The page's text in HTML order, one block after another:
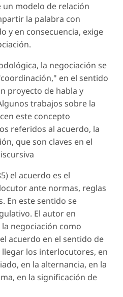
modelo de relación
la palabra con
y en consecuencia, exige
la negociación se
en el sentido
proyecto de habla y
trabajos sobre la
este concepto
referidos al acuerdo, la
que son claves en el
el acuerdo es el
ante normas, reglas
En este sentido se
El autor en
negociación como
acuerdo en el sentido de
los interlocutores, en
en la alternancia, en la
en la significación de